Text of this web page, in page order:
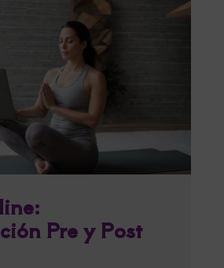
Pre y Post